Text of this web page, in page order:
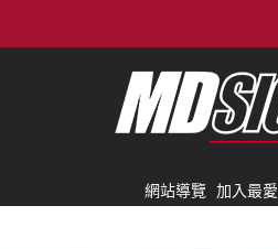
網站導覽 加入最愛